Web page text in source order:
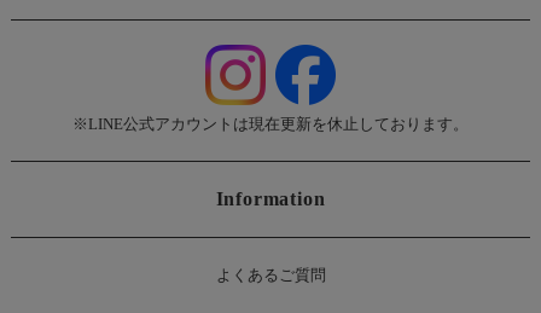
※LINE公式アカウントは現在更新を休止しております。
Information
よくあるご質問